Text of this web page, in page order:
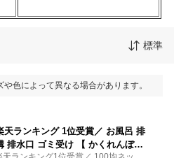
標準
色によって異なる場合があります。
天ランキング 1位受賞／ お風呂 排
排水口 ゴミ受け 【 かくれんぼネ